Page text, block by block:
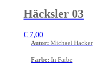
Häcksler 03
€ 7,00
Autor: Michael Hacker
Farbe: In Farbe